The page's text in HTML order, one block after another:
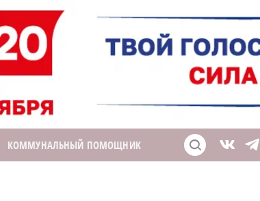
КОММУНАЛЬНЫЙ ПОМОЩНИК S V T